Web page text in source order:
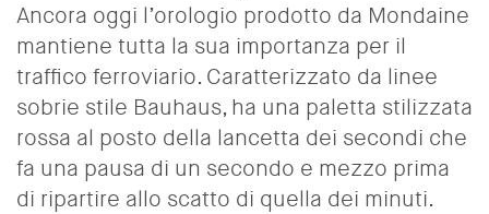
Ancora oggi l’orologio prodotto da Mondaine
mantiene tutta la sua importanza per il
traffico ferroviario. Caratterizzato da linee
sobrie stile Bauhaus, ha una paletta stilizzata
rossa al posto della lancetta dei secondi che
fa una pausa di un secondo e mezzo prima
di ripartire allo scatto di quella dei minuti.